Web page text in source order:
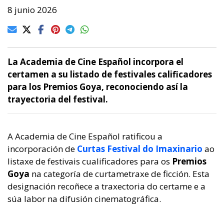
8 junio 2026
La Academia de Cine Español incorpora el
certamen a su listado de festivales calificadores
para los Premios Goya, reconociendo así la
trayectoria del festival.
A Academia de Cine Español ratificou a
incorporación de Curtas Festival do Imaxinario ao
listaxe de festivais cualificadores para os Premios
Goya na categoría de curtametraxe de ficción. Esta
designación recoñece a traxectoria do certame e a
súa labor na difusión cinematográfica.